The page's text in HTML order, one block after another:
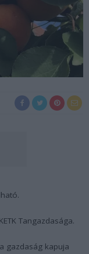
Tangazdasága.
gazdaság kapuja